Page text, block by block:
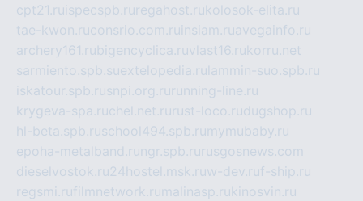
cpt21.ru ispecspb.ru regahost.rukolosok-elita.ru
tae-kwon.ruconsrio.com.ru insiam.ruavegainfo.ru
archery161.rubigencyclica.ruvlast16.rukorru.net
sarmiento.spb.suextelopedia.ru lammin-suo.spb.ru
iskatour.spb.rusnpi.org.ru running-line.ru
krygeva-spa.ruchel.net.ru rust-loco.rudugshop.ru
hl-beta.spb.ruschool494.spb.ru mymubaby.ru
epoha-metalband.ru ngr.spb.ru rusgosnews.com
dieselvostok.ru24hostel.msk.ruw-dev.ruf-ship.ru
regsmi.rufilmnetwork.ru malinasp.rukinosvin.ru